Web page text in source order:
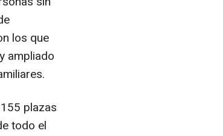
los que
ampliado
plazas
todo el